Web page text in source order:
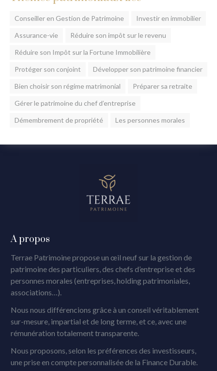
Conseiller en Gestion de Patrimoine Investir en immobilier
Assurance-vie Réduire son impôt sur le revenu
Réduire son Impôt sur la Fortune Immobilière
Protéger son conjoint Développer son patrimoine financier
Bien choisir son régime matrimonial Préparer sa retraite
Gérer le patrimoine du chef d’entreprise
Démembrement de propriété Les personnes morales
A propos
Terrae Patrimoine propose un œil neuf sur la gestion de
patrimoine des particuliers, des chefs d’entreprise et des
personnes morales (entreprises, holding patrimoniales,
associations…).
Nous nous différencions grâce à un conseil véritablement
sur-mesure, impartial et de long terme, et ce, avec une
rémunération totalement transparente.
Nous proposons, selon les préférences des investisseurs,
une prise en compte personnalisée de la Finance Durable.